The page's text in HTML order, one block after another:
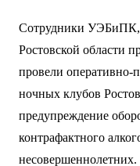
Сотрудники
Ростовской области
провели оперативно-
ночных клубов
предупреждение
контрафактного
несовершеннолетних.